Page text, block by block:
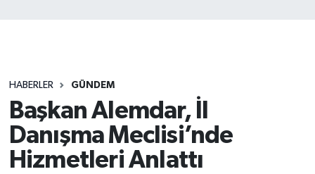
HABERLER GÜNDEM
Başkan Alemdar, İl
Danışma Meclisi’nde
Hizmetleri Anlattı